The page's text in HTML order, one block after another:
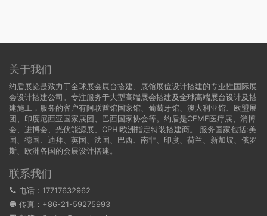
关于我们
约盾展览是致力于全球展会展台搭建、展馆展位设计搭建的专业性国际展
会设计搭建公司。专注服务于大型高端展会搭建及全球高端展台设计及搭
建施工，服务的客户有阿联酋馆国家馆、葡萄牙馆、澳大利亚馆、欧盟展
团、印度尼西亚国家展团、巴西国家协会等。约盾是CEMF医疗展、消博
会、进博会、光伏能源展、CPHI欧洲指定特装搭建商。 服务国家包括:美
国
德国 、迪拜、英国、法国、巴西、南非、印度、荷兰、新加坡、俄罗
斯、欧洲各国的会展设计搭建。
联系我们
电话：17717632962
传真：+86-21-59275993